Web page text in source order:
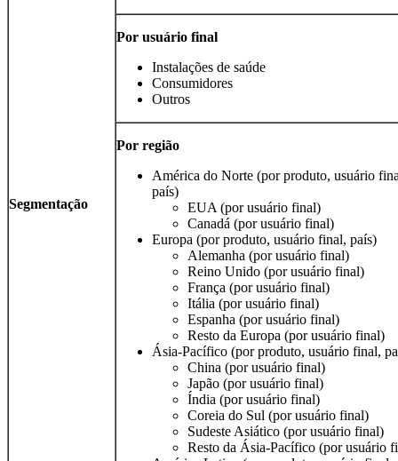
Segmentação
Por usuário final
Instalações de saúde
Consumidores
Outros
Por região
América do Norte (por produto, usuário
país)
EUA (por usuário final)
Canadá (por usuário final)
Europa (por produto, usuário final, país)
Alemanha (por usuário final)
Reino Unido (por usuário final)
França (por usuário final)
Itália (por usuário final)
Espanha (por usuário final)
Resto da Europa (por usuário final)
Ásia-Pacífico (por produto, usuário final,
China (por usuário final)
Japão (por usuário final)
Índia (por usuário final)
Coreia do Sul (por usuário final)
Sudeste Asiático (por usuário final)
Resto da Ásia-Pacífico (por usuário